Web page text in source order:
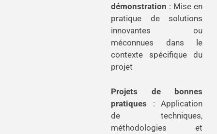
démonstration : Mise en
pratique de solutions
innovantes ou
méconnues dans le
contexte spécifique du
projet
Projets de bonnes
pratiques : Application
de techniques,
méthodologies et